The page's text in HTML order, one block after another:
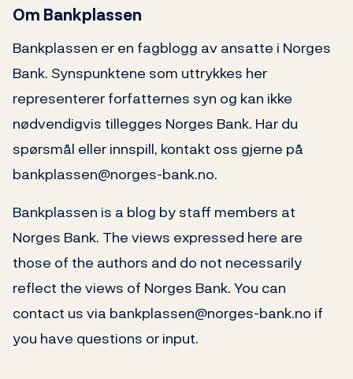
Om Bankplassen
Bankplassen er en fagblogg av ansatte i Norges
Bank. Synspunktene som uttrykkes her
representerer forfatternes syn og kan ikke
nødvendigvis tillegges Norges Bank. Har du
spørsmål eller innspill, kontakt oss gjerne på
bankplassen@norges-bank.no.
Bankplassen is a blog by staff members at
Norges Bank. The views expressed here are
those of the authors and do not necessarily
reflect the views of Norges Bank. You can
contact us via bankplassen@norges-bank.no if
you have questions or input.